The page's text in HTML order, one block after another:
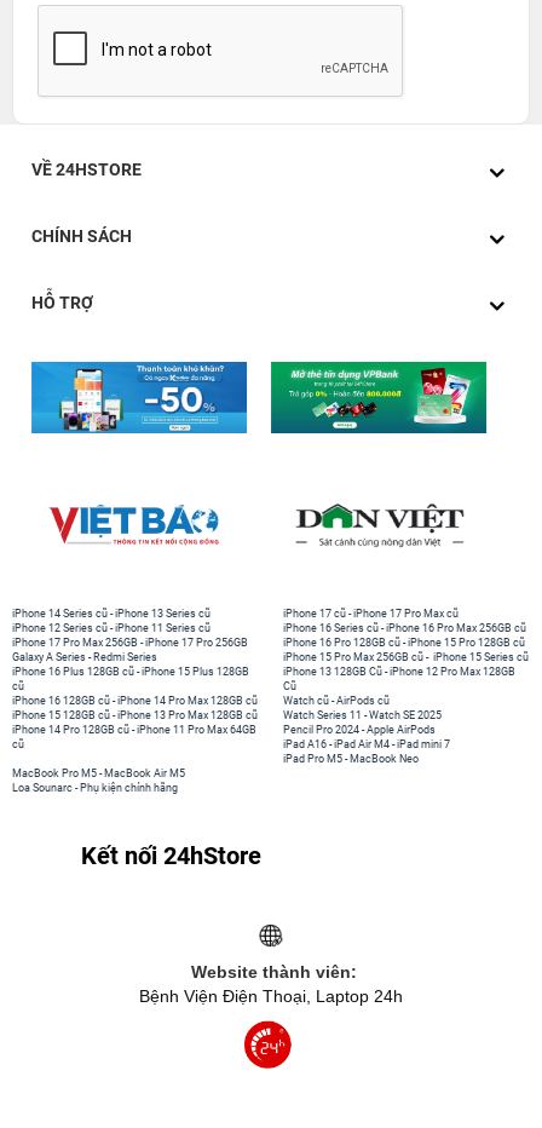
VỀ 24HSTORE
CHÍNH SÁCH
HỖ TRỢ
iPhone 14 Series cũ -iPhone 13 Series cũ
iPhone 12 Series cũ -iPhone 11 Series cũ
iPhone 17 Pro Max 256GB -iPhone 17 Pro 256GB
Galaxy A Series - Redmi Series
iPhone 17 cũ -iPhone 17 Pro Max cũ
iPhone 16 Series cũ - iPhone 16 Pro Max 256GB cũ
iPhone 16 Pro 128GB cũ -iPhone 15 Pro 128GB cũ
iPhone 15 Pro Max 256GB cũ - iPhone 15 Series cũ
iPhone 16 Plus 128GB cũ -iPhone 15 Plus 128GB
cũ
iPhone 16 128GB cũ -iPhone 14 Pro Max 128GB cũ
iPhone 15 128GB cũ -iPhone 13 Pro Max 128GB cũ
iPhone 14 Pro 128GB cũ -iPhone 11 Pro Max 64GB
cũ
iPhone 13 128GB Cũ -iPhone 12 Pro Max 128GB
Cũ
Watch cũ -AirPods cũ
Watch Series 11 -Watch SE 2025
Pencil Pro 2024 -Apple AirPods
iPad A16 -iPad Air M4 -iPad mini 7
iPad Pro M5 - MacBook Neo
MacBook Pro M5 - MacBook Air M5
Loa Sounarc - Phụ kiện chính hãng
Kết nối 24hStore
Website thành viên:
Bệnh Viện Điện Thoại, Laptop 24h